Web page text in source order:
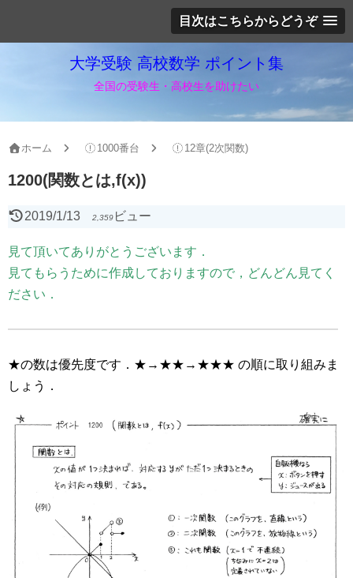
目次はこちらからどうぞ
大学受験 高校数学 ポイント集
全国の受験生・高校生を助けたい
ホーム 1000番台 12章(2次関数)
1200(関数とは,f(x))
2019/1/13 2,359ビュー
見て頂いてありがとうございます．
見てもらうために作成しておりますので，どんどん見てく
ださい．
★の数は優先度です．★→★★→★★★ の順に取り組みま
しょう．